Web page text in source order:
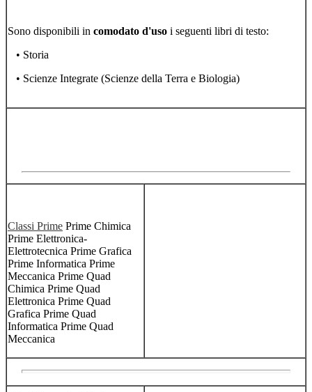
Sono disponibili in comodato d'uso i seguenti libri di testo:
• Storia
• Scienze Integrate (Scienze della Terra e Biologia)
Classi Prime Prime Chimica
Prime Elettronica-
Elettrotecnica Prime Grafica
Prime Informatica Prime
Meccanica Prime Quad
Chimica Prime Quad
Elettronica Prime Quad
Grafica Prime Quad
Informatica Prime Quad
Meccanica